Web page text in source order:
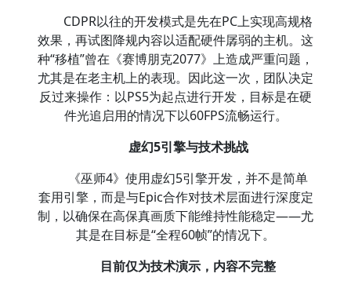
CDPR以往的开发模式是先在PC上实现高规格
效果，再试图降规内容以适配硬件孱弱的主机。这
种“移植”曾在《赛博朋克2077》上造成严重问题，
尤其是在老主机上的表现。因此这一次，团队决定
反过来操作：以PS5为起点进行开发，目标是在硬
件光追启用的情况下以60FPS流畅运行。
虚幻5引擎与技术挑战
《巫师4》使用虚幻5引擎开发，并不是简单
套用引擎，而是与Epic合作对技术层面进行深度定
制，以确保在高保真画质下能维持性能稳定——尤
其是在目标是“全程60帧”的情况下。
目前仅为技术演示，内容不完整